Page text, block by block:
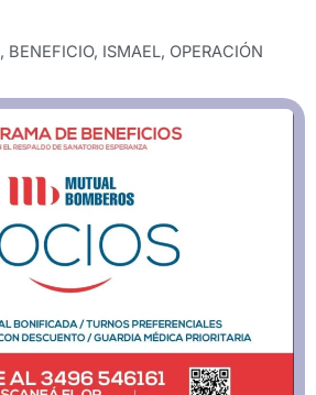
, BENEFICIO, ISMAEL, OPERACIÓN